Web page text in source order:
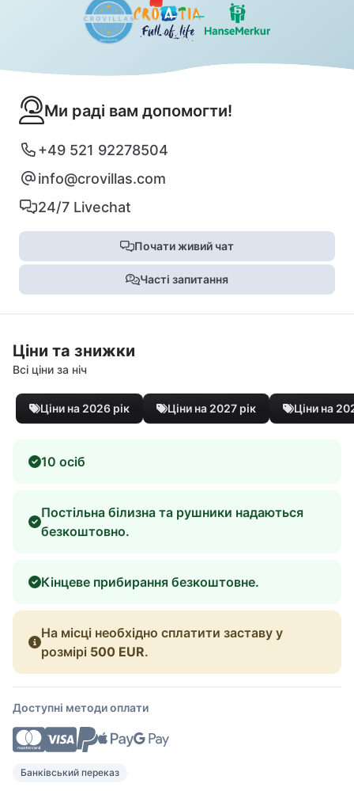
Ми раді вам допомогти!
+49 521 92278504
info@crovillas.com
24/7 Livechat
Почати живий чат
Часті запитання
Ціни та знижки
Всі ціни за ніч
Ціни на 2026 рік Ціни на 2027 рік Ціни на
10 осіб
Постільна білизна та рушники надаються
безкоштовно.
Кінцеве прибирання безкоштовне.
На місці необхідно сплатити заставу у
розмірі 500 EUR.
Доступні методи оплати
Банківський переказ